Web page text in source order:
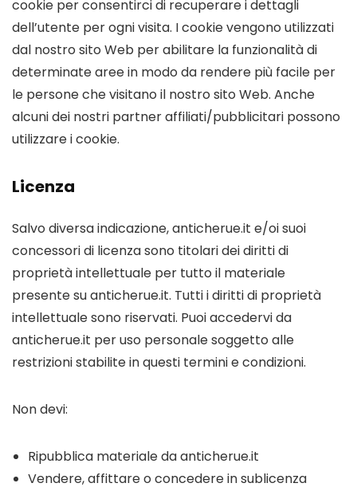
cookie per consentirci di recuperare i dettagli
dell’utente per ogni visita. I cookie vengono utilizzati
dal nostro sito Web per abilitare la funzionalità di
determinate aree in modo da rendere più facile per
le persone che visitano il nostro sito Web. Anche
alcuni dei nostri partner affiliati/pubblicitari possono
utilizzare i cookie.
Licenza
Salvo diversa indicazione, anticherue.it e/oi suoi
concessori di licenza sono titolari dei diritti di
proprietà intellettuale per tutto il materiale
presente su anticherue.it. Tutti i diritti di proprietà
intellettuale sono riservati. Puoi accedervi da
anticherue.it per uso personale soggetto alle
restrizioni stabilite in questi termini e condizioni.
Non devi:
Ripubblica materiale da anticherue.it
Vendere, affittare o concedere in sublicenza